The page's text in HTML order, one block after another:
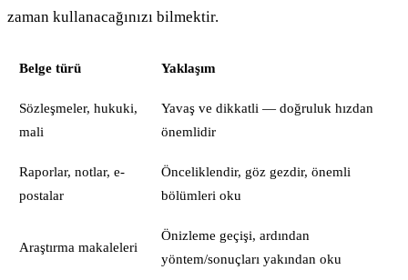
zaman kullanacağınızı bilmektir.
Belge türü Yaklaşım
Sözleşmeler, hukuki,
mali
Yavaş ve dikkatli — doğruluk hızdan
önemlidir
Raporlar, notlar, e-
postalar
Önceliklendir, göz gezdir, önemli
bölümleri oku
Araştırma makaleleri
Önizleme geçişi, ardından
yöntem/sonuçları yakından oku